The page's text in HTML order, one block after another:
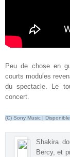
Peu de chose en
courts modules
du spectacle. Le
concert.
(C) Sony Music |
Shakira
Bercy, et